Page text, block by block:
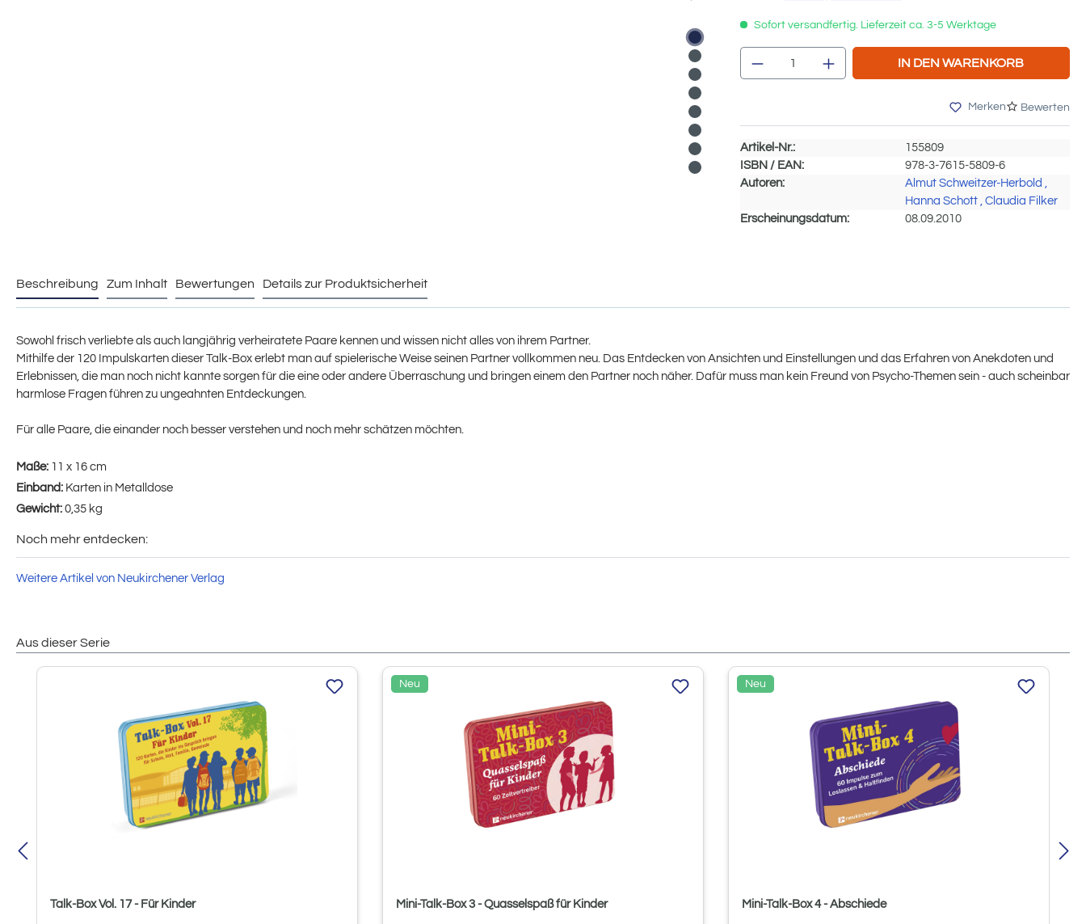
Sofort versandfertig. Lieferzeit ca. 3-5 Werktage
Produkt Anzahl: Gib den gewünschten
IN DEN WARENKORB
Merken Bewerten
Artikel-Nr.:
155809
ISBN / EAN:
978-3-7615-5809-6
Autoren:
Almut Schweitzer-Herbold ,
Hanna Schott , Claudia Filker
Erscheinungsdatum:
08.09.2010
Beschreibung Zum Inhalt Bewertungen Details zur Produktsicherheit
Sowohl frisch verliebte als auch langjährig verheiratete Paare kennen und wissen nicht alles von ihrem Partner.
Mithilfe der 120 Impulskarten dieser Talk-Box erlebt man auf spielerische Weise seinen Partner vollkommen neu. Das Entdecken von Ansichten und Einstellungen und das Erfahren von Anekdoten und
Erlebnissen, die man noch nicht kannte sorgen für die eine oder andere Überraschung und bringen einem den Partner noch näher. Dafür muss man kein Freund von Psycho-Themen sein - auch scheinbar
harmlose Fragen führen zu ungeahnten Entdeckungen.
Für alle Paare, die einander noch besser verstehen und noch mehr schätzen möchten.
Maße: 11 x 16 cm
Einband: Karten in Metalldose
Gewicht: 0,35 kg
Noch mehr entdecken:
Weitere Artikel von Neukirchener Verlag
Aus dieser Serie
Produktgalerie überspringen
Talk-Box Vol. 17 - Für Kinder
Neu
Mini-Talk-Box 3 - Quasselspaß für Kinder
Neu
Mini-Talk-Box 4 - Abschiede